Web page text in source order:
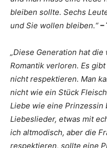
bleiben sollte. Sechs
und Sie wollen bleiben.“–
„Diese Generation hat
Romantik verloren. Es
nicht respektieren. Man
nicht wie ein Stück
Liebe wie eine Prinzessin
Liebeslieder, etwas mit
ich altmodisch, aber die
respektieren, sollte eine